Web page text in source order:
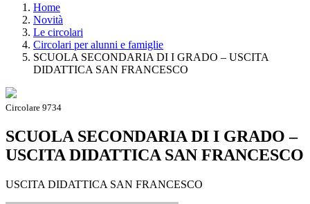
Home
Novità
Le circolari
Circolari per alunni e famiglie
SCUOLA SECONDARIA DI I GRADO – USCITA
DIDATTICA SAN FRANCESCO
Circolare 9734
SCUOLA SECONDARIA DI I GRADO –
USCITA DIDATTICA SAN FRANCESCO
USCITA DIDATTICA SAN FRANCESCO